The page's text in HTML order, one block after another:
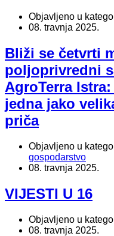
Objavljeno u
08. travnja 2025.
Bliži se četvrti
poljoprivredni
AgroTerra
jedna jako
priča
Objavljeno u
gospodarstvo
08. travnja 2025.
VIJESTI U 16
Objavljeno u
08. travnja 2025.